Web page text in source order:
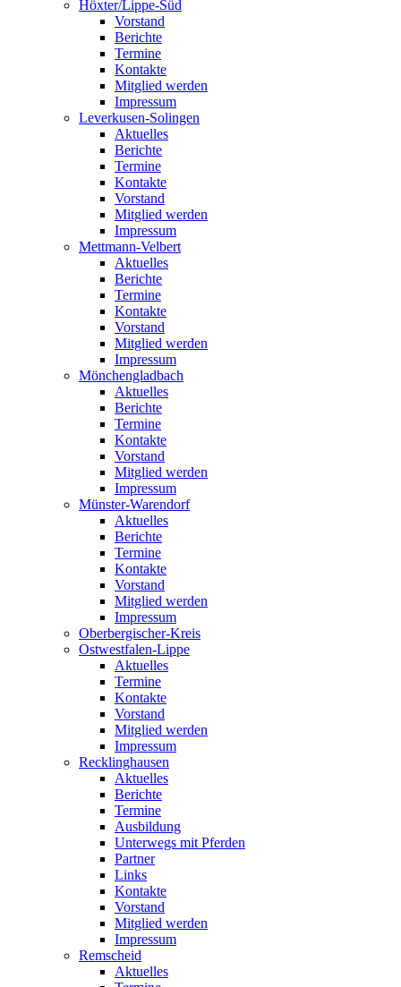
Höxter/Lippe-Süd
Vorstand
Berichte
Termine
Kontakte
Mitglied werden
Impressum
Leverkusen-Solingen
Aktuelles
Berichte
Termine
Kontakte
Vorstand
Mitglied werden
Impressum
Mettmann-Velbert
Aktuelles
Berichte
Termine
Kontakte
Vorstand
Mitglied werden
Impressum
Mönchengladbach
Aktuelles
Berichte
Termine
Kontakte
Vorstand
Mitglied werden
Impressum
Münster-Warendorf
Aktuelles
Berichte
Termine
Kontakte
Vorstand
Mitglied werden
Impressum
Oberbergischer-Kreis
Ostwestfalen-Lippe
Aktuelles
Termine
Kontakte
Vorstand
Mitglied werden
Impressum
Recklinghausen
Aktuelles
Berichte
Termine
Ausbildung
Unterwegs mit Pferden
Partner
Links
Kontakte
Vorstand
Mitglied werden
Impressum
Remscheid
Aktuelles